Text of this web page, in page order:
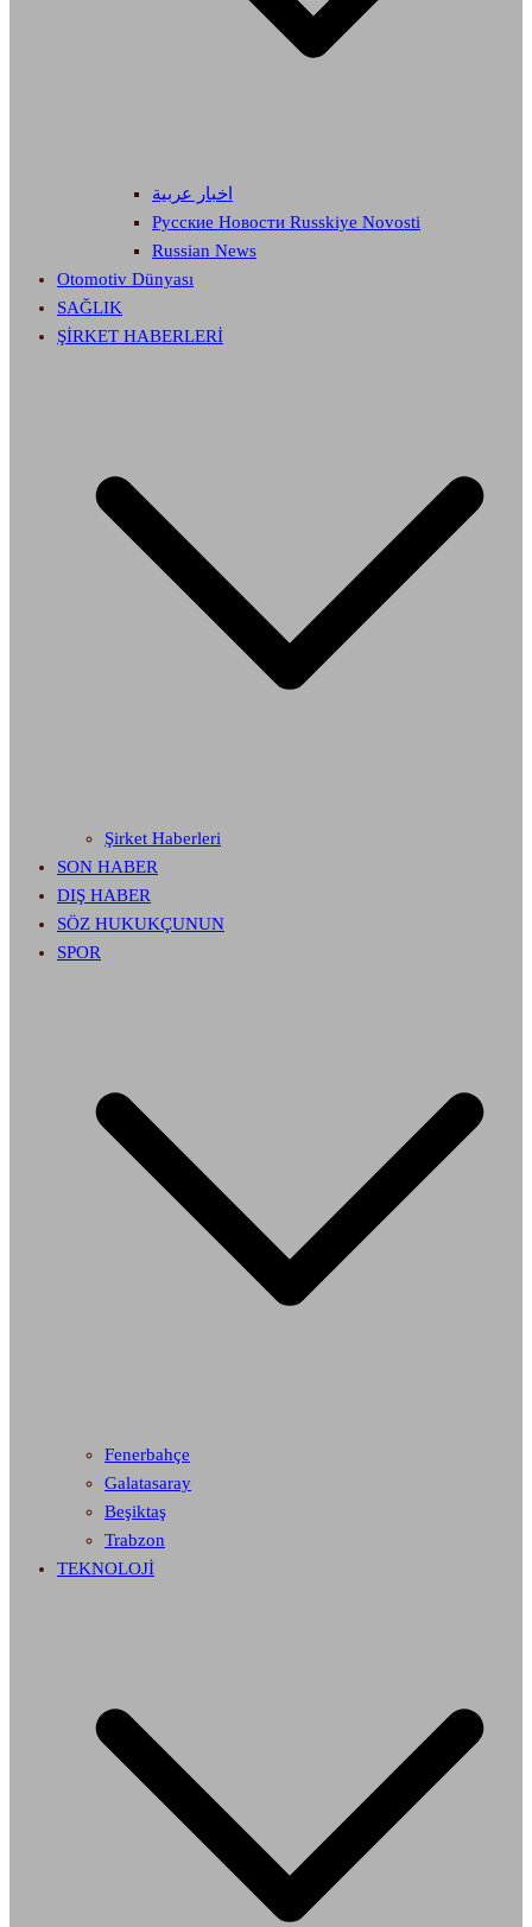
اخبار عربية
Русские Новости Russkiye Novosti
Russian News
Otomotiv Dünyası
SAĞLIK
ŞİRKET HABERLERİ
Şirket Haberleri
SON HABER
DIŞ HABER
SÖZ HUKUKÇUNUN
SPOR
Fenerbahçe
Galatasaray
Beşiktaş
Trabzon
TEKNOLOJİ